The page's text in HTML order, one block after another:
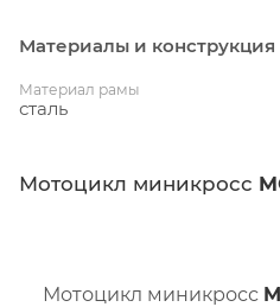
Материалы и конструкция
Материал рамы
сталь
Мотоцикл миникросс
Мотоцикл миникросс